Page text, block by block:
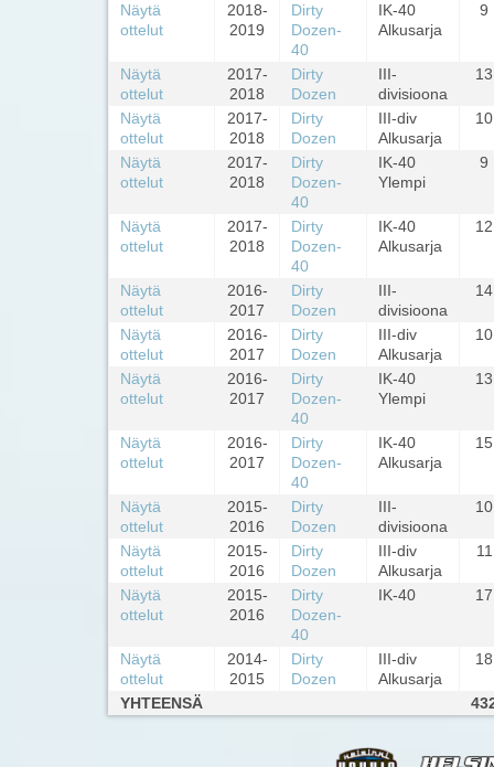
Näytä
ottelut
2018-
2019
Dirty
Dozen-
40
IK-40
Alkusarja
9
Näytä
ottelut
2017-
2018
Dirty
Dozen
III-
divisioona
13
Näytä
ottelut
2017-
2018
Dirty
Dozen
III-div
Alkusarja
10
Näytä
ottelut
2017-
2018
Dirty
Dozen-
40
IK-40
Ylempi
9
Näytä
ottelut
2017-
2018
Dirty
Dozen-
40
IK-40
Alkusarja
12
Näytä
ottelut
2016-
2017
Dirty
Dozen
III-
divisioona
14
Näytä
ottelut
2016-
2017
Dirty
Dozen
III-div
Alkusarja
10
Näytä
ottelut
2016-
2017
Dirty
Dozen-
40
IK-40
Ylempi
13
Näytä
ottelut
2016-
2017
Dirty
Dozen-
40
IK-40
Alkusarja
15
Näytä
ottelut
2015-
2016
Dirty
Dozen
III-
divisioona
10
Näytä
ottelut
2015-
2016
Dirty
Dozen
III-div
Alkusarja
11
Näytä
ottelut
2015-
2016
Dirty
Dozen-
40
IK-40 17
Näytä
ottelut
2014-
2015
Dirty
Dozen
III-div
Alkusarja
18
YHTEENSÄ